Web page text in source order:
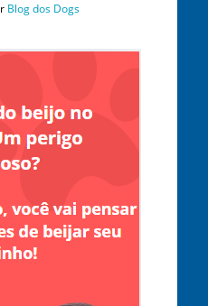
Blog dos Dogs